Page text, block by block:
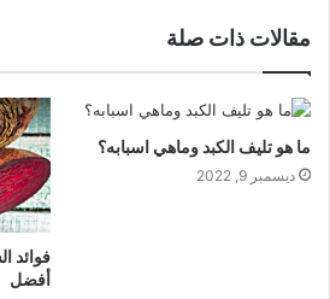
مقالات ذات صلة
ما هو تليف الكبد وماهي اسبابه؟
ديسمبر 9, 2022
فوائد
أفضل